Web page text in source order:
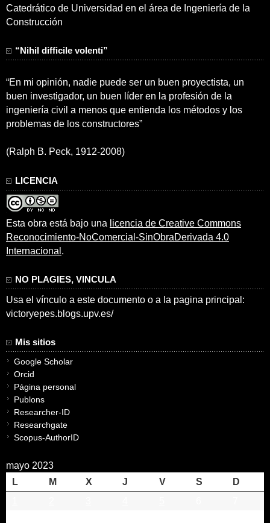
Catedrático de Universidad en el área de Ingeniería de la
Construcción
“Nihil difficile volenti”
“En mi opinión, nadie puede ser un buen proyectista, un
buen investigador, un buen líder en la profesión de la
ingeniería civil a menos que entienda los métodos y los
problemas de los constructores”
(Ralph B. Peck, 1912-2008)
LICENCIA
Esta obra está bajo una licencia de Creative Commons
Reconocimiento-NoComercial-SinObraDerivada 4.0
Internacional .
NO PLAGIES, VINCULA
Usa el vínculo a este documento o a la pagina principal:
victoryepes.blogs.upv.es/
Mis sitios
Google Scholar
Orcid
Página personal
Publons
Researcher-ID
Researchgate
Scopus-AuthorID
mayo 2023
L
M X J V S
D